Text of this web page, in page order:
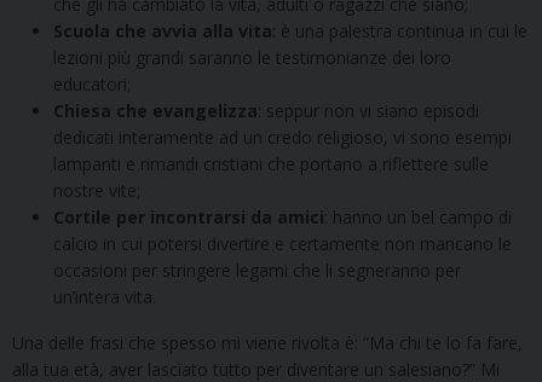
Scuola che avvia alla vita: è una palestra continua in cui le
lezioni più grandi saranno le testimonianze dei loro
educatori;
Chiesa che evangelizza: seppur non vi siano episodi
dedicati interamente ad un credo religioso, vi sono esempi
lampanti e rimandi cristiani che portano a riflettere sulle
nostre vite;
Cortile per incontrarsi da amici: hanno un bel campo di
calcio in cui potersi divertire e certamente non mancano le
occasioni per stringere legami che li segneranno per
un’intera vita.
Una delle frasi che spesso mi viene rivolta è: “Ma chi te lo fa fare,
alla tua età, aver lasciato tutto per diventare un salesiano?” Mi